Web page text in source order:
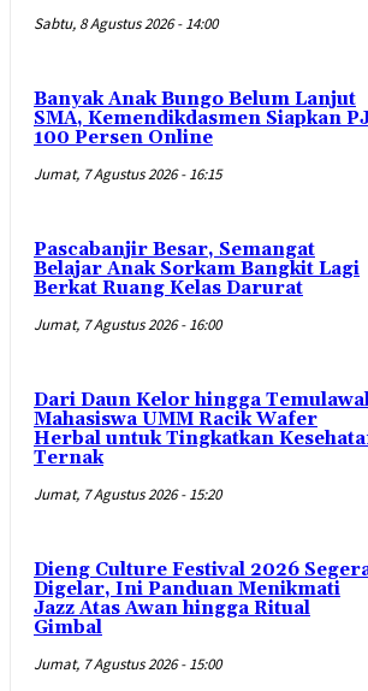
Sabtu, 8 Agustus 2026 - 14:00
Banyak Anak Bungo Belum Lanjut
SMA, Kemendikdasmen Siapkan
100 Persen Online
Jumat, 7 Agustus 2026 - 16:15
Pascabanjir Besar, Semangat
Belajar Anak Sorkam Bangkit Lagi
Berkat Ruang Kelas Darurat
Jumat, 7 Agustus 2026 - 16:00
Dari Daun Kelor hingga
Mahasiswa UMM Racik Wafer
Herbal untuk Tingkatkan
Ternak
Jumat, 7 Agustus 2026 - 15:20
Dieng Culture Festival 2026
Digelar, Ini Panduan Menikmati
Jazz Atas Awan hingga Ritual
Gimbal
Jumat, 7 Agustus 2026 - 15:00